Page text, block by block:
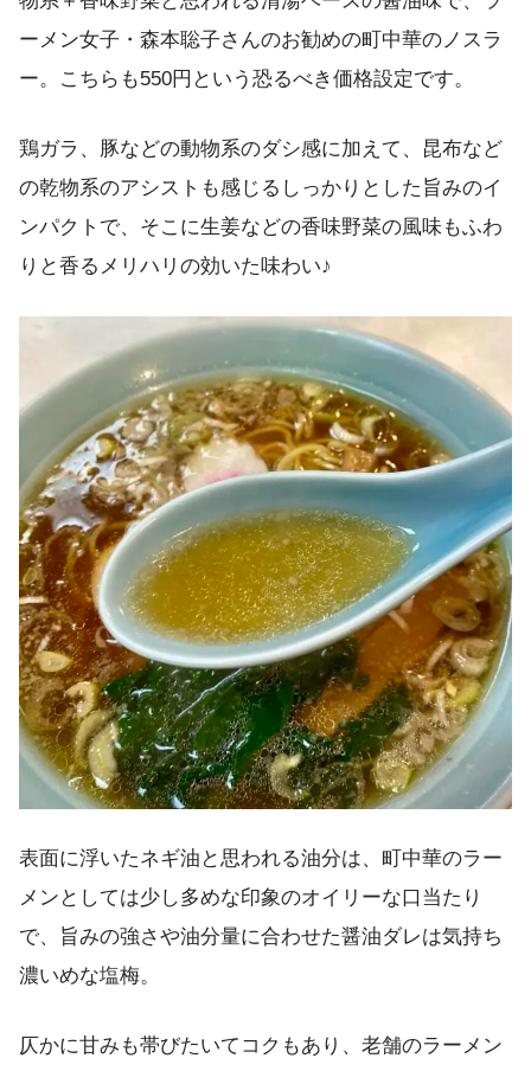
ーメン女子・森本聡子さんのお勧めの町中華のノスラ
ー。こちらも550円という恐るべき価格設定です。
鶏ガラ、豚などの動物系のダシ感に加えて、昆布など
の乾物系のアシストも感じるしっかりとした旨みのイ
ンパクトで、そこに生姜などの香味野菜の風味もふわ
りと香るメリハリの効いた味わい♪
表面に浮いたネギ油と思われる油分は、町中華のラー
メンとしては少し多めな印象のオイリーな口当たり
で、旨みの強さや油分量に合わせた醤油ダレは気持ち
濃いめな塩梅。
仄かに甘みも帯びたいてコクもあり、老舗のラーメン